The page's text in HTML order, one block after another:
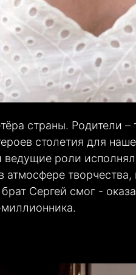
страны. Родители –
столетия для
роли
творчества,
Сергей смог -